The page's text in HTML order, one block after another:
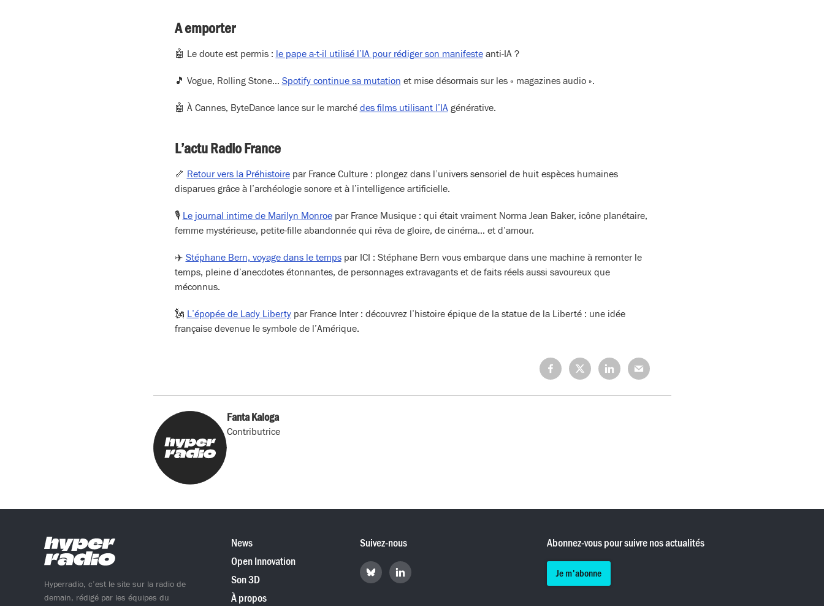
A emporter
🤖 Le doute est permis : le pape a-t-il utilisé l’IA pour rédiger son manifesteanti-IA ?
🎵 Vogue, Rolling Stone… Spotify continue sa mutation et mise désormais sur les « magazines audio ».
🤖 À Cannes, ByteDance lance sur le marché des films utilisant l’IAgénérative.
L’actu Radio France
🦴 Retour vers la Préhistoirepar France Culture : plongez dans l’univers sensoriel de huit espèces humaines
disparues grâce à l’archéologie sonore et à l’intelligence artificielle.
🎙️ Le journal intime de Marilyn Monroepar France Musique : qui était vraiment Norma Jean Baker, icône planétaire,
femme mystérieuse, petite-fille abandonnée qui rêva de gloire, de cinéma… et d’amour.
✈️ Stéphane Bern, voyage dans le tempspar ICI : Stéphane Bern vous embarque dans une machine à remonter le
temps, pleine d’anecdotes étonnantes, de personnages extravagants et de faits réels aussi savoureux que
méconnus.
🗽 L’épopée de Lady Libertypar France Inter : découvrez l’histoire épique de la statue de la Liberté : une idée
française devenue le symbole de l’Amérique.
Partagez
sur
Facebook
Partagez
sur
X
Partagez
sur
LinkedIn
Partagez
sur
Mail
Fanta Kaloga
Contributrice
Hyperradio, c’est le site sur la radio de
demain, rédigé par les équipes du
News
Open Innovation
Son 3D
À propos
Suivez-nous
Retrouvez
Hyperradio
Retrouvez
Hyperradio
Abonnez-vous pour suivre nos actualités
Je m'abonne